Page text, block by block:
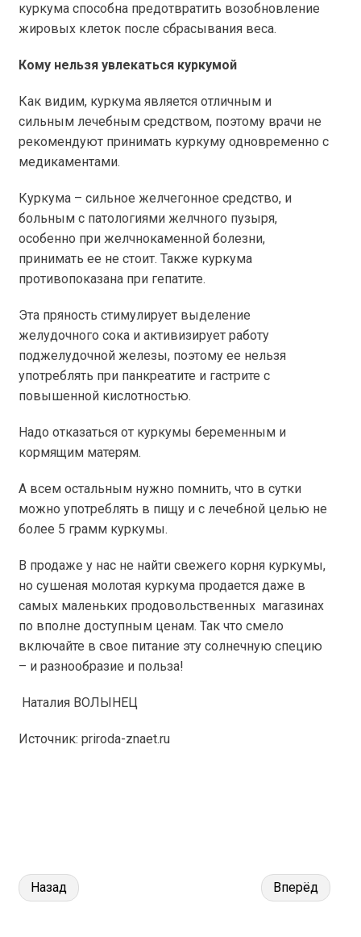
куркума способна предотвратить возобновление
жировых клеток после сбрасывания веса.
Кому нельзя увлекаться куркумой
Как видим, куркума является отличным и
сильным лечебным средством, поэтому врачи не
рекомендуют принимать куркуму одновременно с
медикаментами.
Куркума – сильное желчегонное средство, и
больным с патологиями желчного пузыря,
особенно при желчнокаменной болезни,
принимать ее не стоит. Также куркума
противопоказана при гепатите.
Эта пряность стимулирует выделение
желудочного сока и активизирует работу
поджелудочной железы, поэтому ее нельзя
употреблять при панкреатите и гастрите с
повышенной кислотностью.
Надо отказаться от куркумы беременным и
кормящим матерям.
А всем остальным нужно помнить, что в сутки
можно употреблять в пищу и с лечебной целью не
более 5 грамм куркумы.
В продаже у нас не найти свежего корня куркумы,
но сушеная молотая куркума продается даже в
самых маленьких продовольственных магазинах
по вполне доступным ценам. Так что смело
включайте в свое питание эту солнечную специю
– и разнообразие и польза!
Наталия ВОЛЫНЕЦ
Источник: priroda-znaet.ru
Назад Вперёд